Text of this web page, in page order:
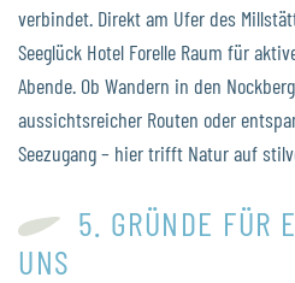
verbindet. Direkt am Ufer des
Seeglück Hotel Forelle Raum für
Abende. Ob Wandern in den
aussichtsreicher Routen oder
Seezugang – hier trifft Natur auf
5. GRÜNDE FÜR
UNS